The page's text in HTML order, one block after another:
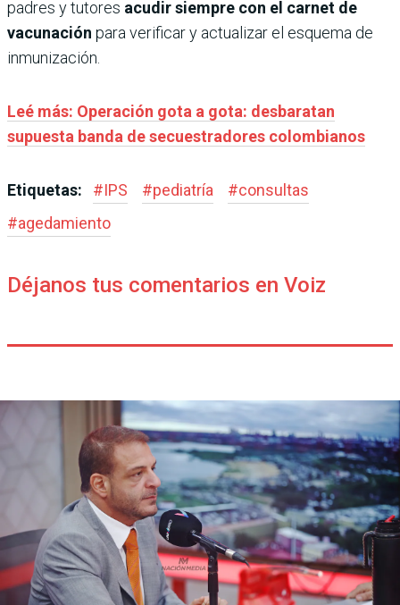
padres y tutores acudir siempre con el carnet de
vacunación para verificar y actualizar el esquema de
inmunización.
Leé más: Operación gota a gota: desbaratan
supuesta banda de secuestradores colombianos
Etiquetas: #IPS #pediatría #consultas
#agedamiento
Déjanos tus comentarios en Voiz